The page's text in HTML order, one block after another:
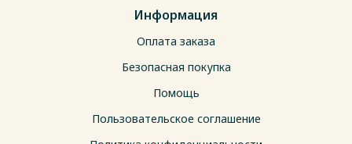
Информация
Оплата заказа
Безопасная покупка
Помощь
Пользовательское соглашение